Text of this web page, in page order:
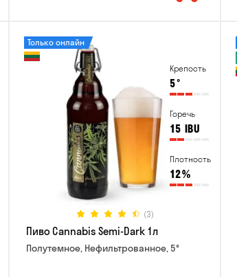
Крепость
5°
Горечь
15 IBU
Плотность
12%
(3)
Только онлайн
Пиво Cannabis Semi-Dark 1л
Полутемное, Нефильтрованное, 5°